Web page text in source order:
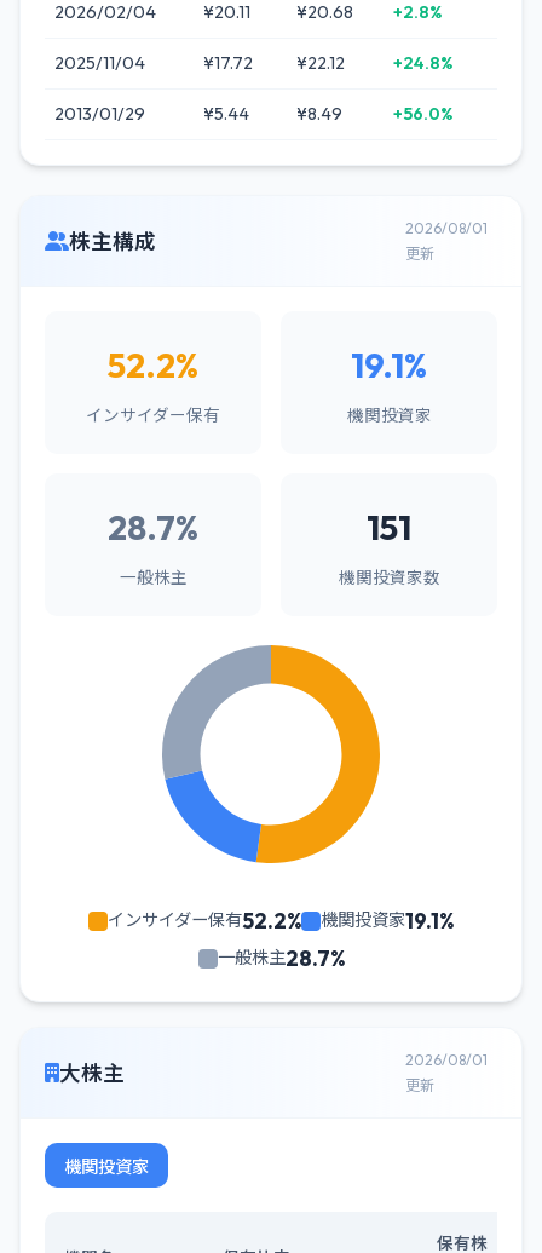
2026/02/04 ¥20.11 ¥20.68 +2.8%
2025/11/04 ¥17.72 ¥22.12 +24.8%
2013/01/29 ¥5.44 ¥8.49 +56.0%
株主構成
2026/08/01
更新
52.2%
インサイダー保有
19.1%
機関投資家
28.7%
一般株主
151
機関投資家数
インサイダー保有52.2% 機関投資家19.1%
一般株主28.7%
大株主
2026/08/01
更新
機関投資家
保有株